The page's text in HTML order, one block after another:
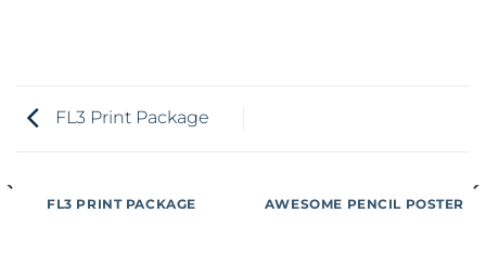
FL3 Print Package
FL3 PRINT PACKAGE AWESOME PENCIL POSTER